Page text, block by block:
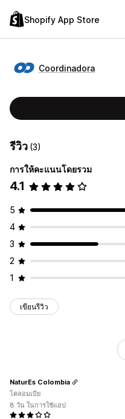
Shopify App Store
Coordinadora
รีวิว (3)
การให้คะแนนโดยรวม
4.1
5
4
3
2
1
เขียนรีวิว
NaturEs Colombia
โคลอมเบีย
8 วัน ในการใช้แอป